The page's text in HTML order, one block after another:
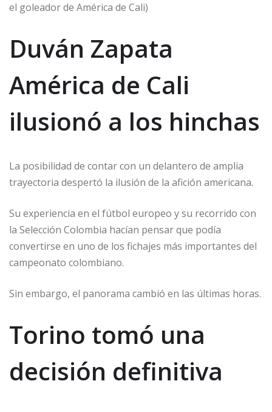
el goleador de América de Cali)
Duván Zapata
América de Cali
ilusionó a los hinchas
La posibilidad de contar con un delantero de amplia
trayectoria despertó la ilusión de la afición americana.
Su experiencia en el fútbol europeo y su recorrido con
la Selección Colombia hacían pensar que podía
convertirse en uno de los fichajes más importantes del
campeonato colombiano.
Sin embargo, el panorama cambió en las últimas horas.
Torino tomó una
decisión definitiva